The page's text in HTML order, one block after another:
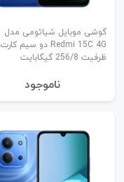
گوشی موبایل شیائومی مدل
Redmi 15C 4G دو سیم کارت
ظرفیت 256/8 گیگابایت
نا‌موجود